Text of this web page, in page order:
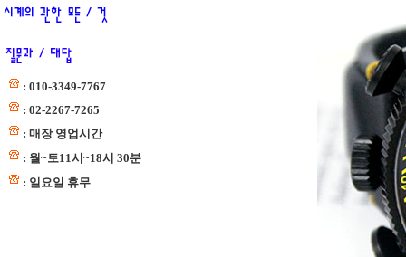
: 010-3349-7767
: 02-2267-7265
: 매장 영업시간
: 월~토11시~18시 30분
: 일요일 휴무